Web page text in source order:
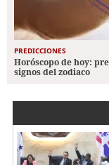
PREDICCIONES
Horóscopo de hoy:
signos del zodiaco